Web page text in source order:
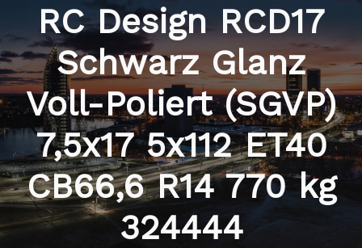
RC Design RCD17
Schwarz Glanz
Voll-Poliert (SGVP)
7,5x17 5x112 ET40
CB66,6 R14 770 kg
324444